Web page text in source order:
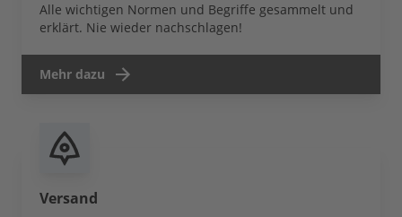
Alle wichtigen Normen und Begriffe gesammelt und
erklärt. Nie wieder nachschlagen!
Mehr dazu
Versand